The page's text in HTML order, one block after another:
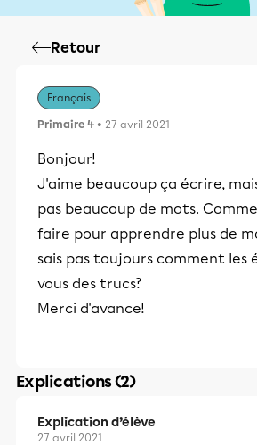
Retour
Français
Primaire 4 • 27 avril 2021
Bonjour!
J'aime beaucoup ça écrire,
pas beaucoup de mots.
faire pour apprendre plus de
sais pas toujours comment les
vous des trucs?
Merci d'avance!
Explications (2)
Explication d’élève
27 avril 2021